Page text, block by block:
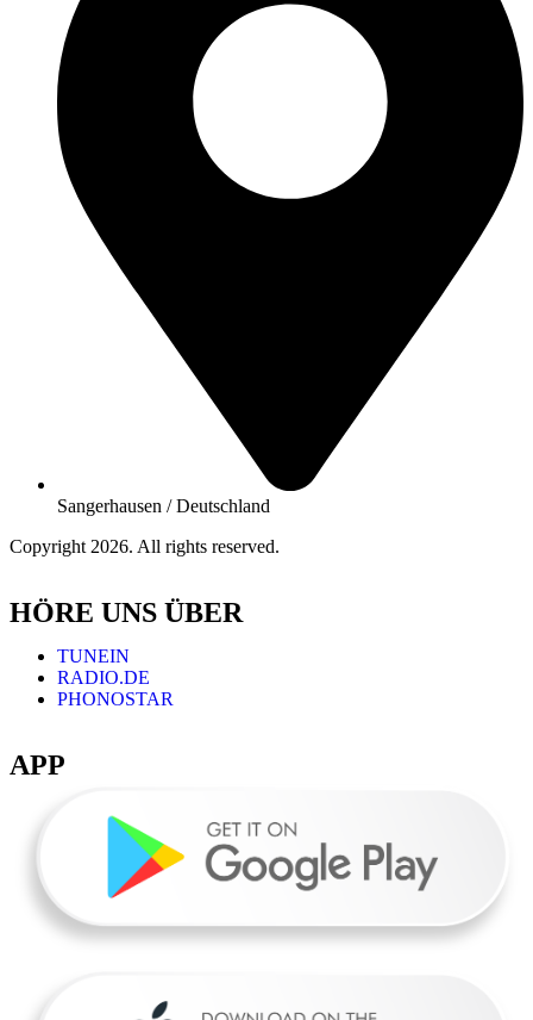
Sangerhausen / Deutschland
Copyright 2026. All rights reserved.
HÖRE UNS ÜBER
TUNEIN
RADIO.DE
PHONOSTAR
APP